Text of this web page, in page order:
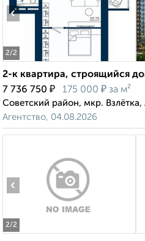
2/2
‹
2-к квартира, строящийся
7 736 750 ₽ 175 000 ₽ за м²
Советский район, мкр. Взлётка,
Агентство, 04.08.2026
2/2
‹